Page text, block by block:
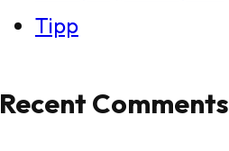
Tipp
Recent Comments